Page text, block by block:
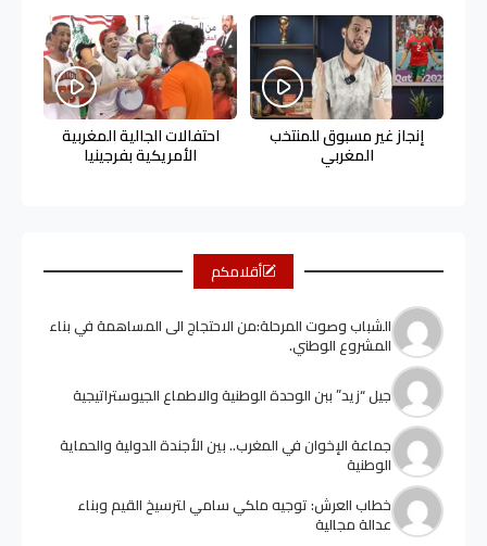
إنجاز غير مسبوق للمنتخب
المغربي
احتفالات الجالية المغربية
الأمريكية بفرجينيا
أقلامكم
الشباب وصوت المرحلة:من الاحتجاج الى المساهمة في بناء
المشروع الوطني.
جيل “زيد” ببن الوحدة الوطنية والاطماع الجيوستراتيجية
جماعة الإخوان في المغرب.. بين الأجندة الدولية والحماية
الوطنية
خطاب العرش: توجيه ملكي سامي لترسيخ القيم وبناء
عدالة مجالية